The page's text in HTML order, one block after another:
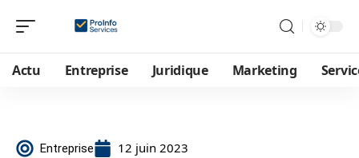
Actu Entreprise Juridique Marketing
Entreprise 12 juin 2023